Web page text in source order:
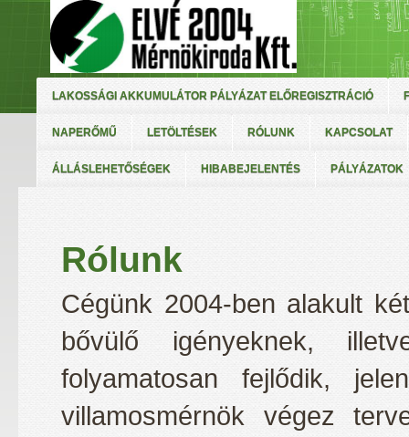
LAKOSSÁGI AKKUMULÁTOR PÁLYÁZAT ELŐREGISZTRÁCIÓ
NAPERŐMŰ LETÖLTÉSEK RÓLUNK KAPCSOLAT
ÁLLÁSLEHETŐSÉGEK HIBABEJELENTÉS PÁLYÁZATOK
Rólunk
Cégünk 2004-ben alakult
bővülő igényeknek,
folyamatosan fejlődik,
villamosmérnök végez